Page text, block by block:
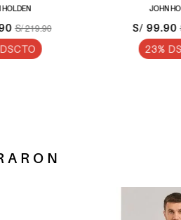
219.90
JOHN
S/ 99.90 S/
23%